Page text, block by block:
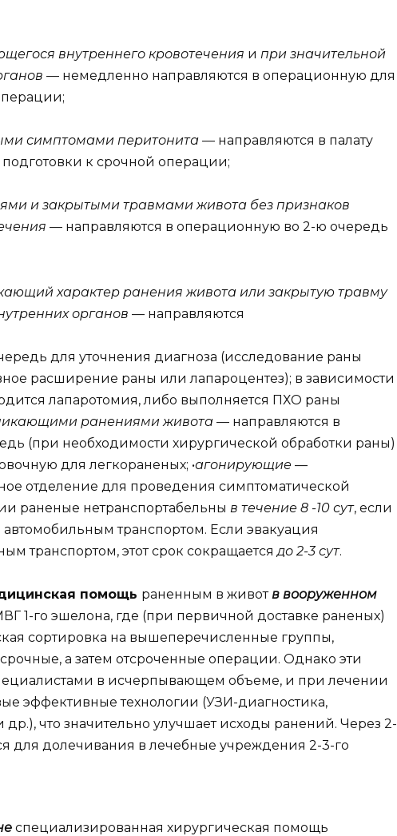
внутреннего кровотечения и при значительной
— немедленно направляются в операционную для
симптомами перитонита — направляются в палату
к срочной операции;
и закрытыми травмами живота без признаков
— направляются в операционную во 2-ю очередь
характер ранения живота или закрытую травму
органов — направляются
для уточнения диагноза (исследование раны
расширение раны или лапароцентез); в зависимости
лапаротомия, либо выполняется ПХО раны
ранениями живота — направляются в
(при необходимости хирургической обработки раны)
для легкораненых; •агонирующие —
отделение для проведения симптоматической
раненые нетранспортабельны в течение 8 -10 сут, если
автомобильным транспортом. Если эвакуация
транспортом, этот срок сокращаетсядо 2-3 сут.
помощь раненным в животв вооруженном
1-го эшелона, где (при первичной доставке раненых)
сортировка на вышеперечисленные группы,
а затем отсроченные операции. Однако эти
в исчерпывающем объеме, и при лечении
эффективные технологии (УЗИ-диагностика,
что значительно улучшает исходы ранений. Через 2-
для долечивания в лечебные учреждения 2-3-го
специализированная хирургическая помощь